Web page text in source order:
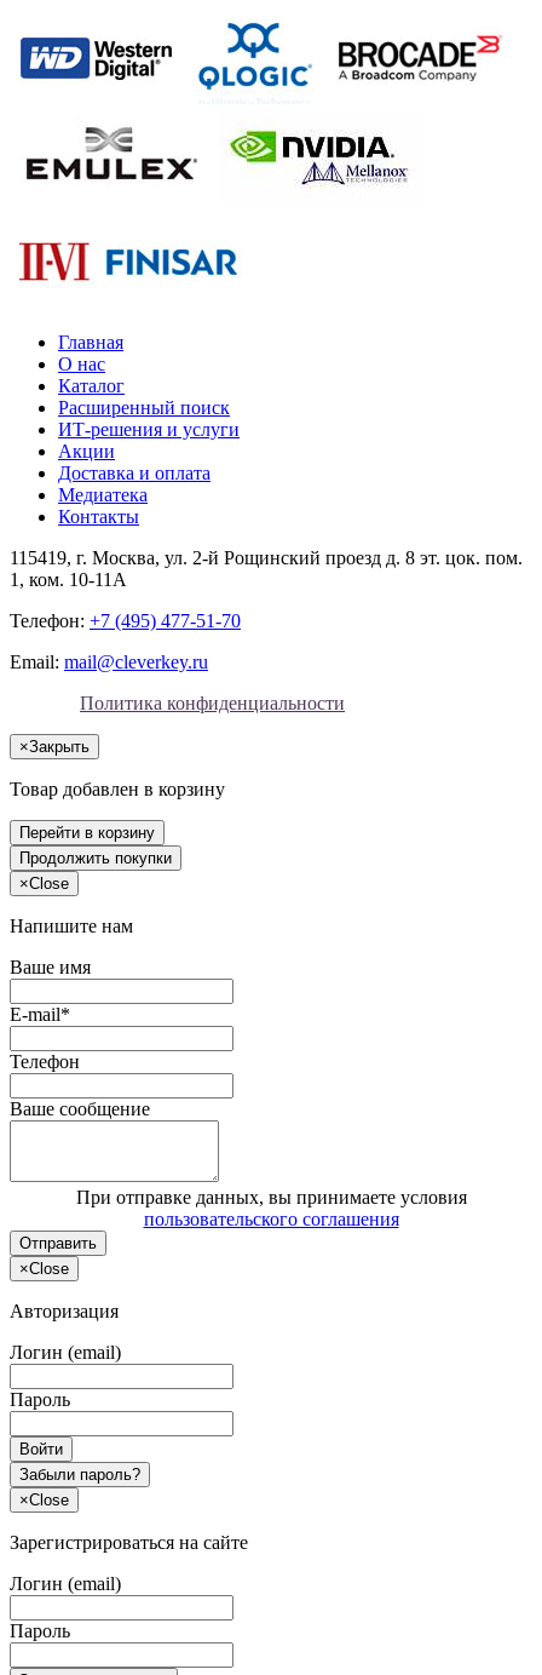
Главная
О нас
Каталог
Расширенный поиск
ИТ-решения и услуги
Акции
Доставка и оплата
Медиатека
Контакты
115419, г. Москва, ул. 2-й Рощинский проезд д. 8 эт. цок. пом.
1, ком. 10-11А
Телефон: +7 (495) 477-51-70
Email: mail@cleverkey.ru
Политика конфиденциальности
×Закрыть
Товар добавлен в корзину
Перейти в корзину
Продолжить покупки
×Close
Напишите нам
Ваше имя
E-mail*
Телефон
Ваше сообщение
При отправке данных, вы принимаете условия
пользовательского соглашения
Отправить
×Close
Авторизация
Логин (email)
Пароль
Войти
Забыли пароль?
×Close
Зарегистрироваться на сайте
Логин (email)
Пароль